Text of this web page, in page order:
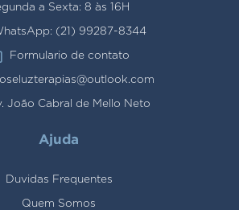
a Sexta: 8 às 16H
(21) 99287-8344
Formulario de contato
João Cabral de Mello Neto
Ajuda
Duvidas Frequentes
Quem Somos